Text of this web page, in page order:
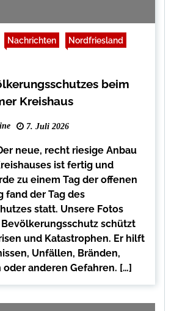
Nachrichten Nordfriesland
beim
Kreishaus
7. Juli 2026
neue, recht riesige Anbau
ist fertig und
zu einem Tag der offenen
fand der Tag des
statt. Unsere Fotos
schützt
und Katastrophen. Er hilft
Unfällen, Bränden,
anderen Gefahren. […]